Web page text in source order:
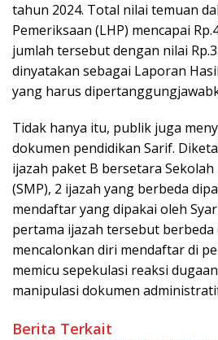
tahun 2024. Total nilai temuan
Pemeriksaan (LHP) mencapai
jumlah tersebut dengan nilai
dinyatakan sebagai Laporan
yang harus
Tidak hanya itu, publik juga
dokumen pendidikan Sarif.
ijazah paket B bersetara
(SMP), 2 ijazah yang berbeda
mendaftar yang dipakai oleh
pertama ijazah tersebut
mencalonkan diri mendaftar di
memicu sepekulasi reaksi
manipulasi dokumen
Berita Terkait